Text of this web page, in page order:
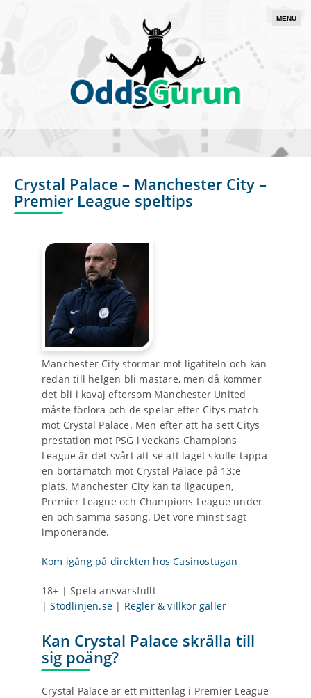
MENU
Crystal Palace – Manchester City –
Premier League speltips
Manchester City stormar mot ligatiteln och kan
redan till helgen bli mästare, men då kommer
det bli i kavaj eftersom Manchester United
måste förlora och de spelar efter Citys match
mot Crystal Palace. Men efter att ha sett Citys
prestation mot PSG i veckans Champions
League är det svårt att se att laget skulle tappa
en bortamatch mot Crystal Palace på 13:e
plats. Manchester City kan ta ligacupen,
Premier League och Champions League under
en och samma säsong. Det vore minst sagt
imponerande.
Kom igång på direkten hos Casinostugan
18+ | Spela ansvarsfullt
|Stödlinjen.se | Regler & villkor gäller
Kan Crystal Palace skrälla till
sig poäng?
Crystal Palace är ett mittenlag i Premier League